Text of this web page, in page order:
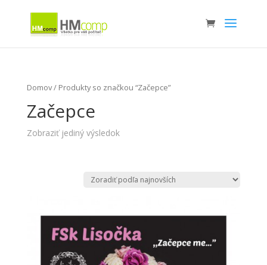
Domov/ Produkty so značkou “Začepce”
Začepce
Zobraziť jediný výsledok